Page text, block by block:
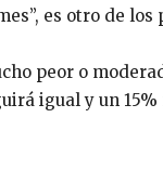
es otro de
peor o
igual y un 15%